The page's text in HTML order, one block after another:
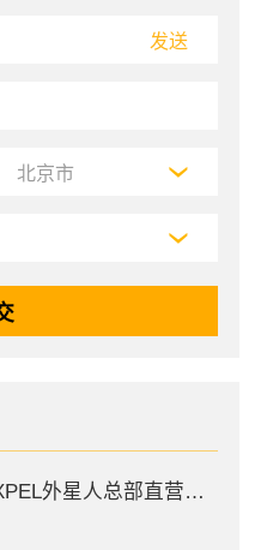
发送
天津汽车贴膜，首选天津XPEL外星人总部直营店，高口碑店